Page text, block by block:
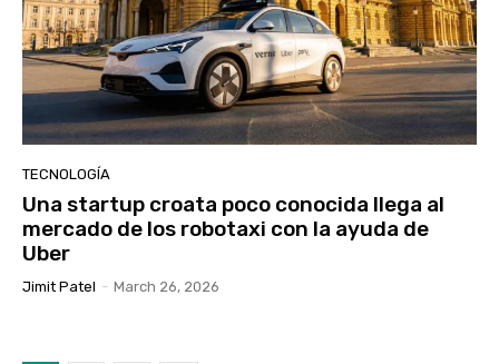
TECNOLOGÍA
Una startup croata poco conocida llega al
mercado de los robotaxi con la ayuda de
Uber
Jimit Patel - March 26, 2026